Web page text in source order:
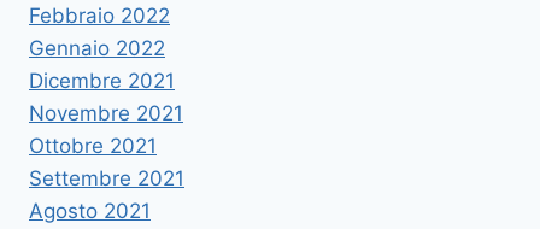
Febbraio 2022
Gennaio 2022
Dicembre 2021
Novembre 2021
Ottobre 2021
Settembre 2021
Agosto 2021